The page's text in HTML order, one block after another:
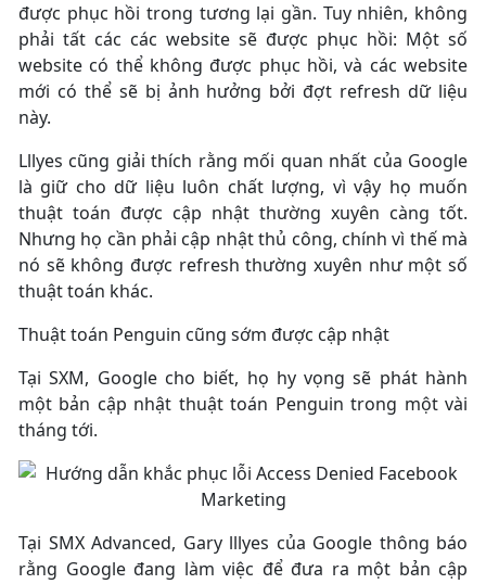
được phục hồi trong tương lại gần. Tuy nhiên, không
phải tất các các website sẽ được phục hồi: Một số
website có thể không được phục hồi, và các website
mới có thể sẽ bị ảnh hưởng bởi đợt refresh dữ liệu
này.
Lllyes cũng giải thích rằng mối quan nhất của Google
là giữ cho dữ liệu luôn chất lượng, vì vậy họ muốn
thuật toán được cập nhật thường xuyên càng tốt.
Nhưng họ cần phải cập nhật thủ công, chính vì thế mà
nó sẽ không được refresh thường xuyên như một số
thuật toán khác.
Thuật toán Penguin cũng sớm được cập nhật
Tại SXM, Google cho biết, họ hy vọng sẽ phát hành
một bản cập nhật thuật toán Penguin trong một vài
tháng tới.
Tại SMX Advanced, Gary lllyes của Google thông báo
rằng Google đang làm việc để đưa ra một bản cập